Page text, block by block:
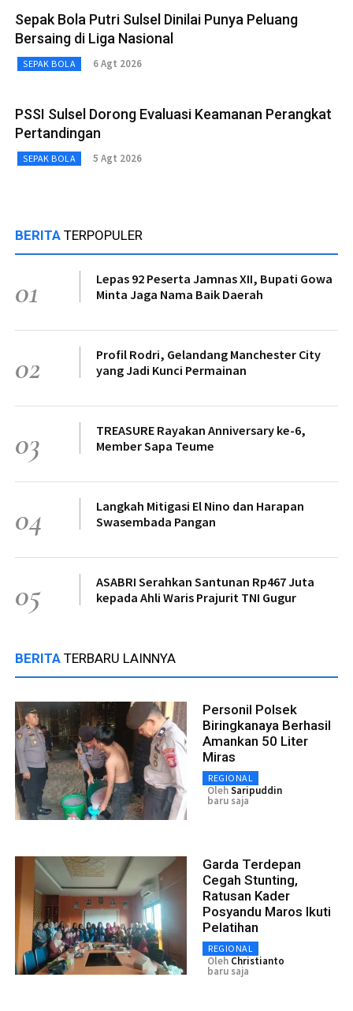
Sepak Bola Putri Sulsel Dinilai Punya Peluang
Bersaing di Liga Nasional
SEPAK BOLA 6 Agt 2026
PSSI Sulsel Dorong Evaluasi Keamanan Perangkat
Pertandingan
SEPAK BOLA 5 Agt 2026
BERITA TERPOPULER
01
Lepas 92 Peserta Jamnas XII, Bupati Gowa
Minta Jaga Nama Baik Daerah
02
Profil Rodri, Gelandang Manchester City
yang Jadi Kunci Permainan
03
TREASURE Rayakan Anniversary ke-6,
Member Sapa Teume
04
Langkah Mitigasi El Nino dan Harapan
Swasembada Pangan
05
ASABRI Serahkan Santunan Rp467 Juta
kepada Ahli Waris Prajurit TNI Gugur
BERITA TERBARU LAINNYA
Personil Polsek
Biringkanaya Berhasil
Amankan 50 Liter
Miras
REGIONAL
OlehSaripuddin
baru saja
Garda Terdepan
Cegah Stunting,
Ratusan Kader
Posyandu Maros Ikuti
Pelatihan
REGIONAL
Oleh Christianto
baru saja